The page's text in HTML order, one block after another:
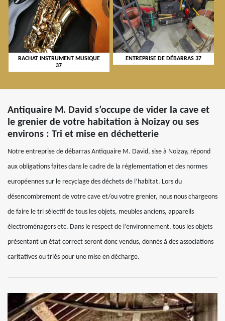
RACHAT INSTRUMENT MUSIQUE
37
ENTREPRISE DE DÉBARRAS 37
Antiquaire M. David s’occupe de vider la cave et
le grenier de votre habitation à Noizay ou ses
environs : Tri et mise en déchetterie
Notre entreprise de débarras Antiquaire M. David, sise à Noizay, répond
aux obligations faites dans le cadre de la réglementation et des normes
européennes sur le recyclage des déchets de l’habitat. Lors du
désencombrement de votre cave et/ou votre grenier, nous nous chargeons
de faire le tri sélectif de tous les objets, meubles anciens, appareils
électroménagers etc. Dans le respect de l’environnement, tous les objets
présentant un état correct seront donc vendus, donnés à des associations
caritatives ou triés pour une mise en décharge.